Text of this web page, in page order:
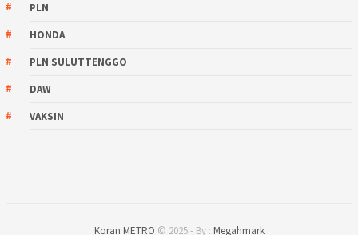
PLN
HONDA
PLN SULUTTENGGO
DAW
VAKSIN
Koran METRO © 2025 - By : Megahmark